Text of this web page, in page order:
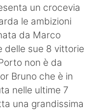
un crocevia
le ambizioni
da Marco
delle sue 8 vittorie
non è da
Bruno che è in
nelle ultime 7
una grandissima